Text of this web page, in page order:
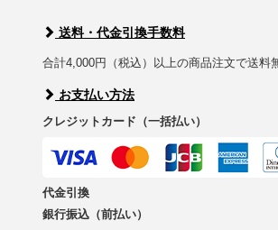
送料・代金引換手数料
合計4,000円（税込）以上の商品注文で送料
お支払い方法
クレジットカード（一括払い）
代金引換
銀行振込（前払い）